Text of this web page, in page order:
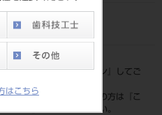
はこちら
7640156476262
標準価格
価格の確認は『ログイン
』してご
ネット会員登録がまだの方は『
こ
ちら』より登録ください。